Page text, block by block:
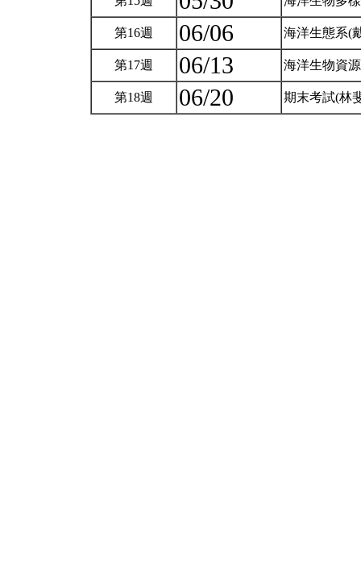
第16週 06/06 海洋生態系(
第17週 06/13 海洋生物資
第18週 06/20 期末考試(林